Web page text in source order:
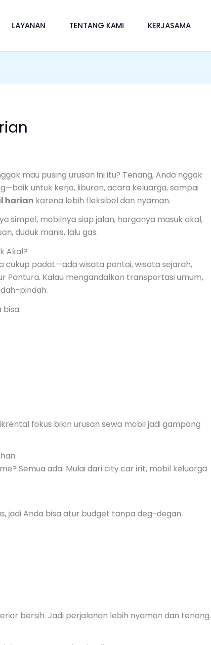
LAYANAN TENTANG KAMI KERJASAMA
mau pusing urusan ini itu? Tenang, Anda nggak
untuk kerja, liburan, acara keluarga, sampai
harian karena lebih fleksibel dan nyaman.
simpel, mobilnya siap jalan, harganya masuk akal,
duduk manis, lalu gas.
Akal?
cukup padat—ada wisata pantai, wisata sejarah,
Pantura. Kalau mengandalkan transportasi umum,
pindah.
bisa:
fokus bikin urusan sewa mobil jadi gampang
Semua ada. Mulai dari city car irit, mobil keluarga
jadi Anda bisa atur budget tanpa deg-degan.
bersih. Jadi perjalanan lebih nyaman dan tenang.